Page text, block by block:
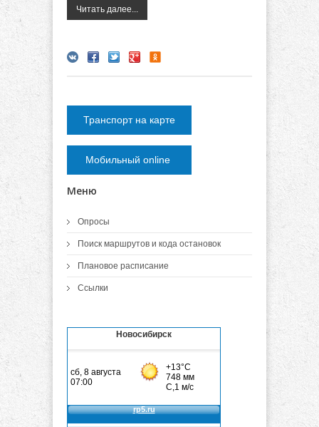
Читать далее...
Транспорт на карте
Мобильный online
Меню
Опросы
Поиск маршрутов и кода остановок
Плановое расписание
Ссылки
Новосибирск